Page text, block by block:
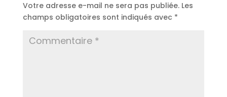
Votre adresse e-mail ne sera pas publiée. Les
champs obligatoires sont indiqués avec *